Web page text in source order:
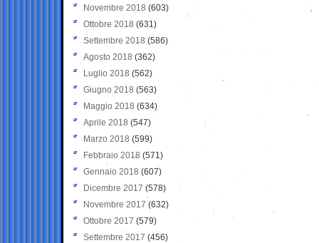
Novembre 2018 (603)
Ottobre 2018 (631)
Settembre 2018 (586)
Agosto 2018 (362)
Luglio 2018 (562)
Giugno 2018 (563)
Maggio 2018 (634)
Aprile 2018 (547)
Marzo 2018 (599)
Febbraio 2018 (571)
Gennaio 2018 (607)
Dicembre 2017 (578)
Novembre 2017 (632)
Ottobre 2017 (579)
Settembre 2017 (456)